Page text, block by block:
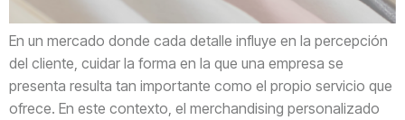
En un mercado donde cada detalle influye en la percepción
del cliente, cuidar la forma en la que una empresa se
presenta resulta tan importante como el propio servicio que
ofrece. En este contexto, el merchandising personalizado